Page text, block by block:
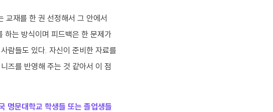
교재를 한 권 선정해서 그 안에서
는 방식이며 피드백은 한 문제가
람들도 있다. 자신이 준비한 자료를
즈를 반영해 주는 것 같아서 이 점
명문대학교 학생들 또는 졸업생들